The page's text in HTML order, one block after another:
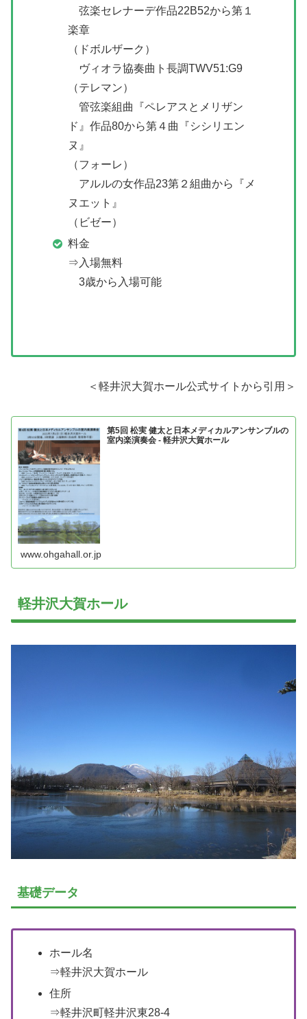
弦楽セレナーデ作品22B52から第１
楽章
（ドボルザーク）
ヴィオラ協奏曲ト長調TWV51:G9
（テレマン）
管弦楽組曲『ペレアスとメリザン
ド』作品80から第４曲『シシリエン
ヌ』
（フォーレ）
アルルの女作品23第２組曲から『メ
ヌエット』
（ビゼー）
料金
⇒入場無料
3歳から入場可能
＜軽井沢大賀ホール公式サイトから引用＞
第5回 松実 健太と日本メディカルアンサンブルの
室内楽演奏会 - 軽井沢大賀ホール
www.ohgahall.or.jp
軽井沢大賀ホール
基礎データ
ホール名
⇒軽井沢大賀ホール
住所
⇒軽井沢町軽井沢東28-4